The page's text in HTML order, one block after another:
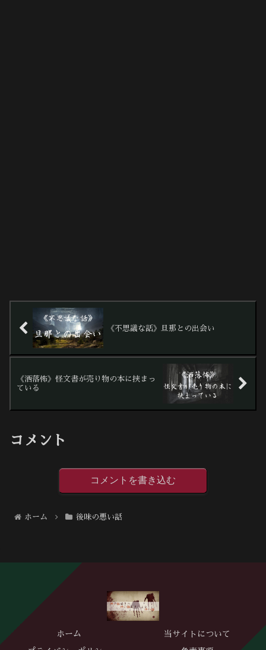
《不思議な話》旦那との出会い
《洒落怖》怪文書が売り物の本に挟まっ
ている
コメント
コメントを書き込む
ホーム 後味の悪い話
ホーム 当サイトについて